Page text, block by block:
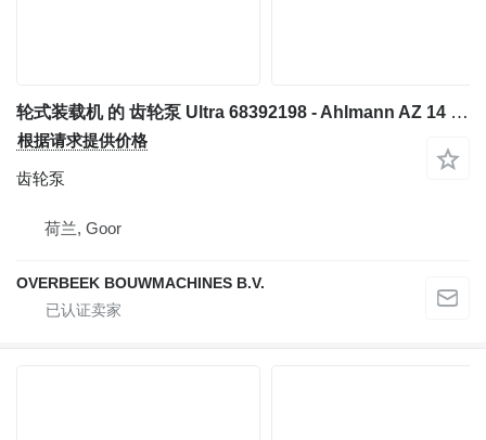
轮式装载机 的 齿轮泵 Ultra 68392198 - Ahlmann AZ 14 - Gearpump
根据请求提供价格
齿轮泵
荷兰, Goor
OVERBEEK BOUWMACHINES B.V.